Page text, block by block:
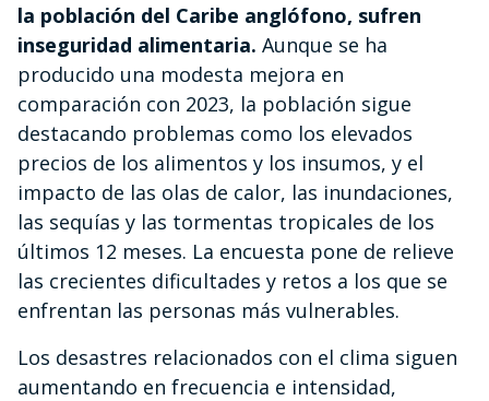
la población del Caribe anglófono, sufren
inseguridad alimentaria. Aunque se ha
producido una modesta mejora en
comparación con 2023, la población sigue
destacando problemas como los elevados
precios de los alimentos y los insumos, y el
impacto de las olas de calor, las inundaciones,
las sequías y las tormentas tropicales de los
últimos 12 meses. La encuesta pone de relieve
las crecientes dificultades y retos a los que se
enfrentan las personas más vulnerables.
Los desastres relacionados con el clima siguen
aumentando en frecuencia e intensidad,